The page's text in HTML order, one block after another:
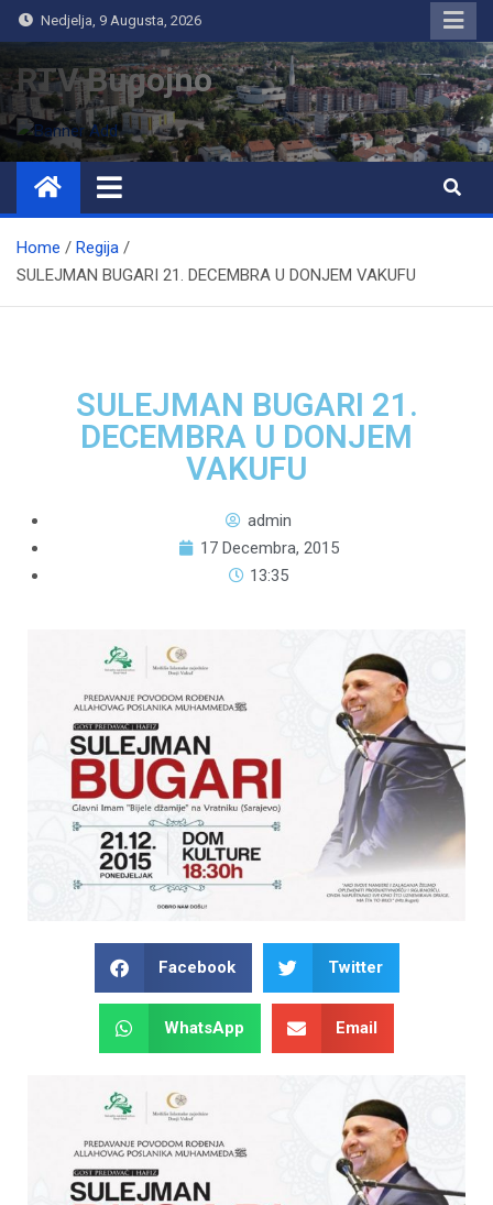
Nedjelja, 9 Augusta, 2026
RTV Bugojno
Home
Regija
SULEJMAN BUGARI 21. DECEMBRA U DONJEM VAKUFU
SULEJMAN BUGARI 21.
DECEMBRA U DONJEM
VAKUFU
admin
17 Decembra, 2015
13:35
Facebook Twitter
WhatsApp Email